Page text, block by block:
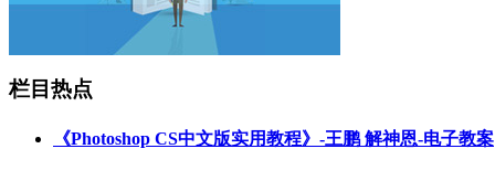
栏目热点
《Photoshop CS中文版实用教程》-王鹏 解神恩-电子教案